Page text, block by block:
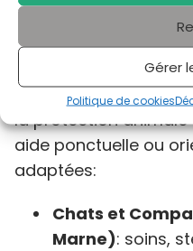
Gérer
Politique de cookies
4.
animale dans
Plusieurs
la protection
aide ponctuelle ou
adaptées:
Chats et
Marne): soins,